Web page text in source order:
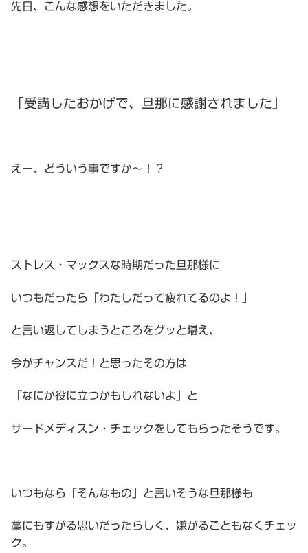
先日、こんな感想をいただきました。
「受講したおかげで、旦那に感謝されました」
えー、どういう事ですか〜！？
ストレス・マックスな時期だった旦那様に
いつもだったら「わたしだって疲れてるのよ！」
と言い返してしまうところをグッと堪え、
今がチャンスだ！と思ったその方は
「なにか役に立つかもしれないよ」と
サードメディスン・チェックをしてもらったそうです。
いつもなら「そんなもの」と言いそうな旦那様も
藁にもすがる思いだったらしく、嫌がることもなくチェッ
ク。